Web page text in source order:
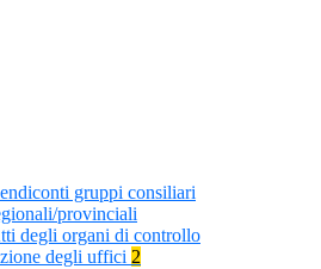
gruppi consiliari
provinciali
degli organi di controllo
degli uffici 2